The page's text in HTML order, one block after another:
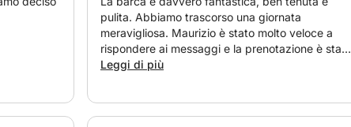
pulita. Abbiamo trascorso una giornata
meravigliosa. Maurizio è stato molto veloce a
rispondere ai messaggi e la prenotazione è stata
semplice. All'arrivo, i nostri documenti sono stati
Leggi di più